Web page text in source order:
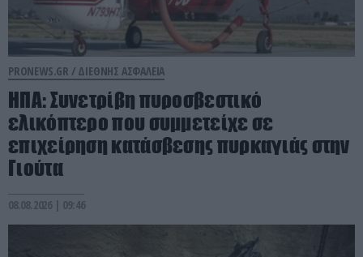
PRONEWS.GR / ΔΙΕΘΝΗΣ ΑΣΦΑΛΕΙΑ
ΗΠΑ: Συνετρίβη πυροσβεστικό
ελικόπτερο που συμμετείχε σε
επιχείρηση κατάσβεσης πυρκαγιάς στην
Γιούτα
08.08.2026 | 09:46